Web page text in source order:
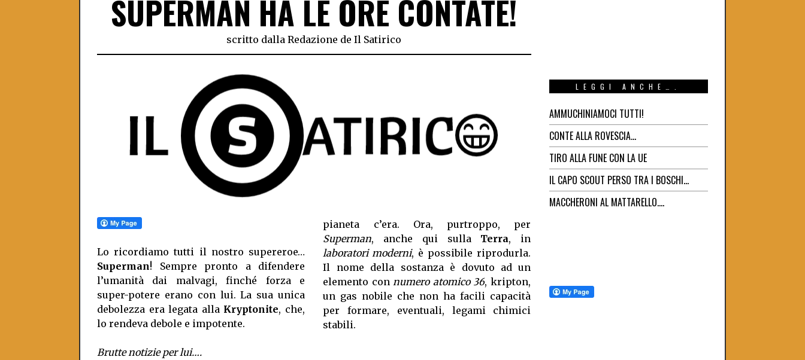
SUPERMAN HA LE ORE CONTATE!
scritto dalla Redazione de Il Satirico
Lo ricordiamo tutti il nostro supereroe…
Superman! Sempre pronto a difendere
l’umanità dai malvagi, finché forza e
super-potere erano con lui. La sua unica
debolezza era legata alla Kryptonite, che,
lo rendeva debole e impotente.
Brutte notizie per lui….
pianeta c’era. Ora, purtroppo, per
Superman, anche qui sulla Terra, in
laboratori moderni, è possibile riprodurla.
Il nome della sostanza è dovuto ad un
elemento connumero atomico 36, kripton,
un gas nobile che non ha facili capacità
per formare, eventuali, legami chimici
LEGGI ANCHE….
AMMUCHINIAMOCI TUTTI!
CONTE ALLA ROVESCIA…
TIRO ALLA FUNE CON LA UE
IL CAPO SCOUT PERSO TRA I BOSCHI…
MACCHERONI AL MATTARELLO….